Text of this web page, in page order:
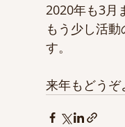
2020年も3月
もう少し活
す。
来年もどうぞ